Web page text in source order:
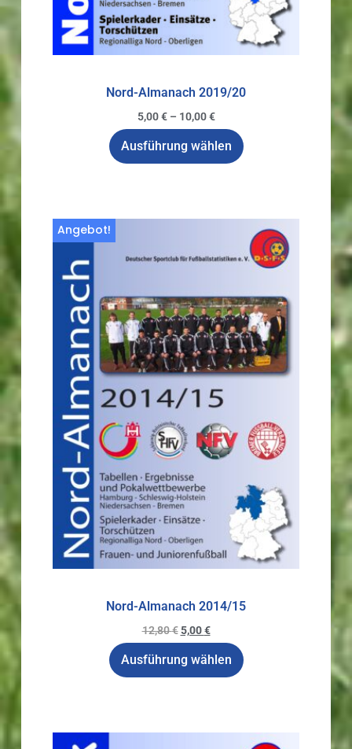
Nord-Almanach 2019/20
5,00€ – 10,00€
Ausführung wählen
Angebot!
Nord-Almanach 2014/15
12,80€ 5,00€
Ausführung wählen